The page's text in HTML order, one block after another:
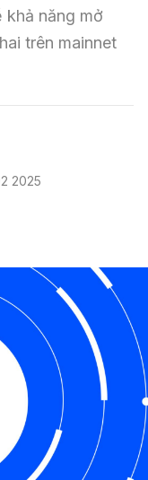
khả năng mở
trên mainnet
2025